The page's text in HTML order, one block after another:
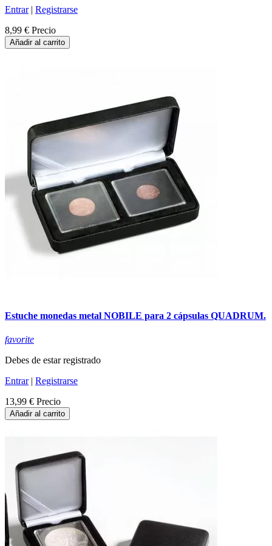
Entrar| Registrarse
8,99 € Precio
Añadir al carrito
Estuche monedas metal NOBILE para 2 cápsulas QUADRUM.
favorite
Debes de estar registrado
Entrar| Registrarse
13,99 € Precio
Añadir al carrito